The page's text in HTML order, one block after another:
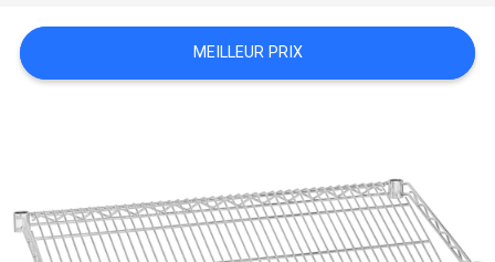
UNE
CITATION
SITE
MEILLEUR PRIX